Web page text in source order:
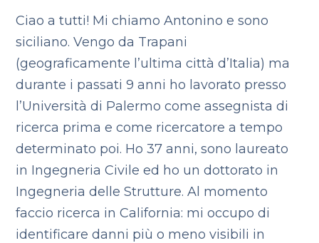
Ciao a tutti! Mi chiamo Antonino e sono
siciliano. Vengo da Trapani
(geograficamente l’ultima città d’Italia) ma
durante i passati 9 anni ho lavorato presso
l’Università di Palermo come assegnista di
ricerca prima e come ricercatore a tempo
determinato poi. Ho 37 anni, sono laureato
in Ingegneria Civile ed ho un dottorato in
Ingegneria delle Strutture. Al momento
faccio ricerca in California: mi occupo di
identificare danni più o meno visibili in